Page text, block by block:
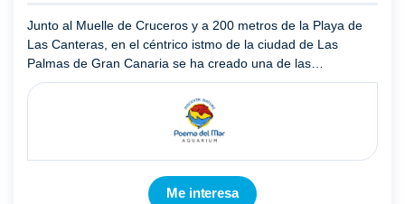
Junto al Muelle de Cruceros y a 200 metros de la Playa de
Las Canteras, en el céntrico istmo de la ciudad de Las
Palmas de Gran Canaria se ha creado una de las
edificaciones emblemáticas de la isla y de Canarias. Un gran
Me interesa